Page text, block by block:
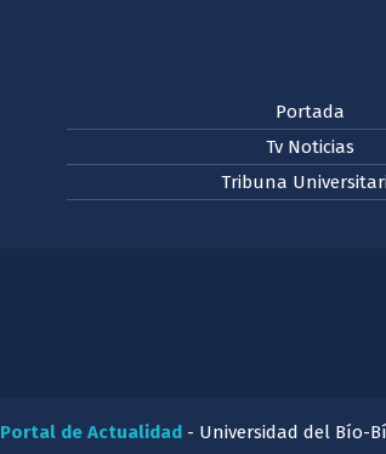
Portada
Tv Noticias
Tribuna
Portal de Actualidad- Universidad del Bío-